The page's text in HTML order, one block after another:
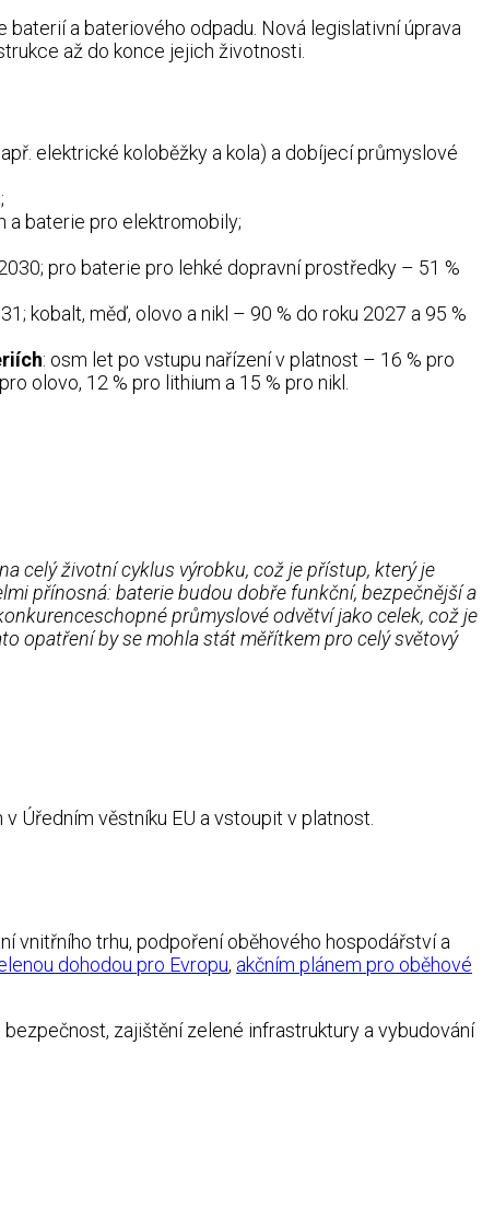
baterií a bateriového odpadu. Nová legislativní úprava
až do konce jejich životnosti.
elektrické koloběžky a kola) a dobíjecí průmyslové
;
a baterie pro elektromobily;
pro baterie pro lehké dopravní prostředky – 51 %
kobalt, měď, olovo a nikl – 90 % do roku 2027 a 95 %
: osm let po vstupu nařízení v platnost – 16 % pro
olovo, 12 % pro lithium a 15 % pro nikl.
celý životní cyklus výrobku, což je přístup, který je
přínosná: baterie budou dobře funkční, bezpečnější a
průmyslové odvětví jako celek, což je
opatření by se mohla stát měřítkem pro celý světový
Úředním věstníku EU a vstoupit v platnost.
vnitřního trhu, podpoření oběhového hospodářství a
dohodou pro Evropu, akčním plánem pro oběhové
zajištění zelené infrastruktury a vybudování